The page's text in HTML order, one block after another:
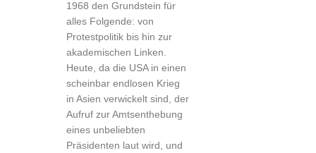
1968 den Grundstein für
alles Folgende: von
Protestpolitik bis hin zur
akademischen Linken.
Heute, da die USA in einen
scheinbar endlosen Krieg
in Asien verwickelt sind, der
Aufruf zur Amtsenthebung
eines unbeliebten
Präsidenten laut wird, und